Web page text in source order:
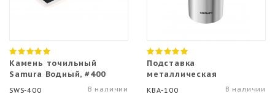
Камень точильный
Samura Водный, #400
SWS-400 В наличии
Подставка
металлическая
KBA-100 В наличии